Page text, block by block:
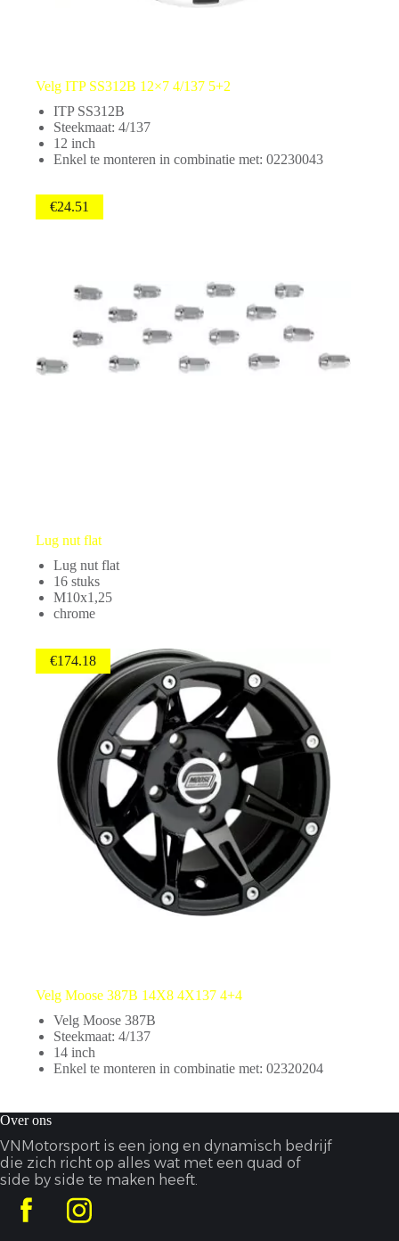
Velg ITP SS312B 12×7 4/137 5+2
ITP SS312B
Steekmaat: 4/137
12 inch
Enkel te monteren in combinatie met: 02230043
Lug nut flat
€24.51
Lug nut flat
16 stuks
M10x1,25
chrome
Velg Moose 387B 14X8 4X137 4+4
€174.18
Velg Moose 387B
Steekmaat: 4/137
14 inch
Enkel te monteren in combinatie met: 02320204
Over ons
VNMotorsport is een jong en dynamisch bedrijf
die zich richt op alles wat met een quad of
side by side te maken heeft.